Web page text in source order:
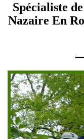
Spécialiste
Nazaire En